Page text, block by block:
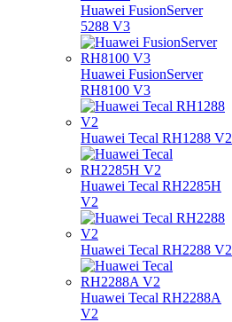
Huawei FusionServer
5288 V3
Huawei FusionServer
RH8100 V3
Huawei Tecal RH1288 V2
Huawei Tecal RH2285H
V2
Huawei Tecal RH2288 V2
Huawei Tecal RH2288A
V2